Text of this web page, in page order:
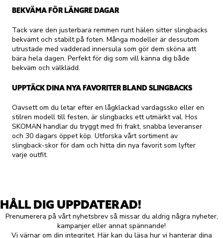
BEKVÄMA FÖR LÄNGRE DAGAR
Tack vare den justerbara remmen runt hälen sitter slingbacks
bekvämt och stabilt på foten. Många modeller är dessutom
utrustade med vadderad innersula som gör dem sköna att
bära hela dagen. Perfekt för dig som vill känna dig både
bekväm och välklädd.
UPPTÄCK DINA NYA FAVORITER BLAND SLINGBACKS
Oavsett om du letar efter en lågklackad vardagssko eller en
stilren modell till festen, är slingbacks ett utmärkt val. Hos
SKOMAN handlar du tryggt med fri frakt, snabba leveranser
och 30 dagars öppet köp. Utforska vårt sortiment av
slingback-skor för dam och hitta din nya favorit som lyfter
varje outfit.
HÅLL DIG UPPDATERAD!
Prenumerera på vårt nyhetsbrev så missar du aldrig några nyheter,
kampanjer eller annat spännande!
Vi värnar om din integritet. Här kan du läsa hur vi hanterar dina